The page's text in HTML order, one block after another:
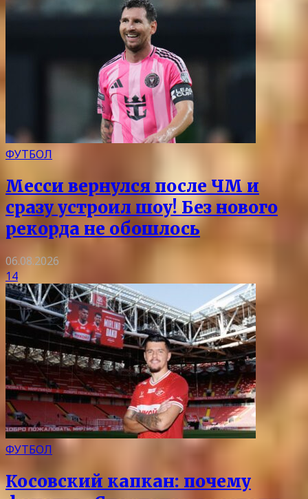
ФУТБОЛ
Месси вернулся после ЧМ и
сразу устроил шоу! Без нового
рекорда не обошлось
06.08.2026
14
ФУТБОЛ
Косовский капкан: почему